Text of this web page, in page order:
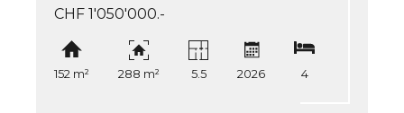
CHF 1'050'000.-
152 m² 288 m² 5.5 2026 4